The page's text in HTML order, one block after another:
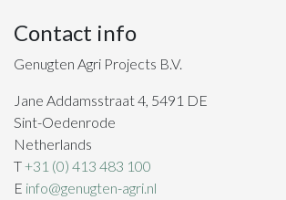
Contact info
Genugten Agri Projects B.V.
Jane Addamsstraat 4, 5491 DE
Sint-Oedenrode
Netherlands
T+31 (0) 413 483 100
E info@genugten-agri.nl